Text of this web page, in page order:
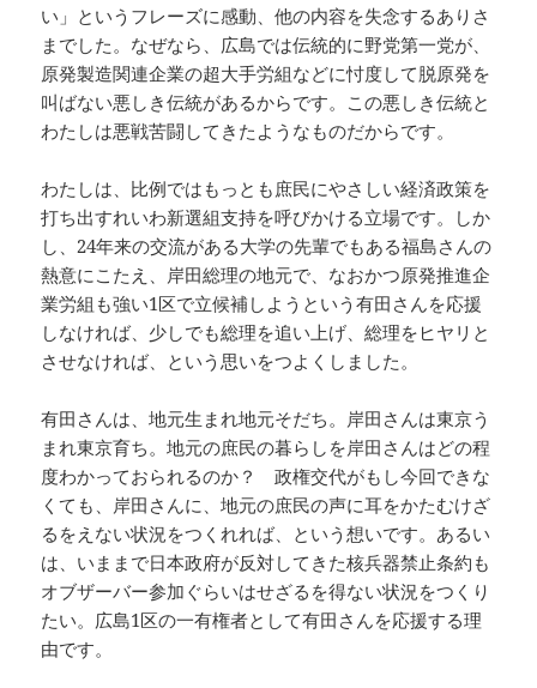
い」というフレーズに感動、他の内容を失念するありさ
までした。なぜなら、広島では伝統的に野党第一党が、
原発製造関連企業の超大手労組などに忖度して脱原発を
叫ばない悪しき伝統があるからです。この悪しき伝統と
わたしは悪戦苦闘してきたようなものだからです。
わたしは、比例ではもっとも庶民にやさしい経済政策を
打ち出すれいわ新選組支持を呼びかける立場です。しか
し、24年来の交流がある大学の先輩でもある福島さんの
熱意にこたえ、岸田総理の地元で、なおかつ原発推進企
業労組も強い1区で立候補しようという有田さんを応援
しなければ、少しでも総理を追い上げ、総理をヒヤリと
させなければ、という思いをつよくしました。
有田さんは、地元生まれ地元そだち。岸田さんは東京う
まれ東京育ち。地元の庶民の暮らしを岸田さんはどの程
度わかっておられるのか？ 政権交代がもし今回できな
くても、岸田さんに、地元の庶民の声に耳をかたむけざ
るをえない状況をつくれれば、という想いです。あるい
は、いままで日本政府が反対してきた核兵器禁止条約も
オブザーバー参加ぐらいはせざるを得ない状況をつくり
たい。広島1区の一有権者として有田さんを応援する理
由です。